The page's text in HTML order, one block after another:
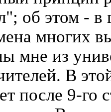
об этом - в
многих
мне из
В
после 9-го